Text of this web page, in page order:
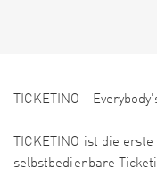
TICKETINO -
TICKETINO ist die
selbstbedienbare